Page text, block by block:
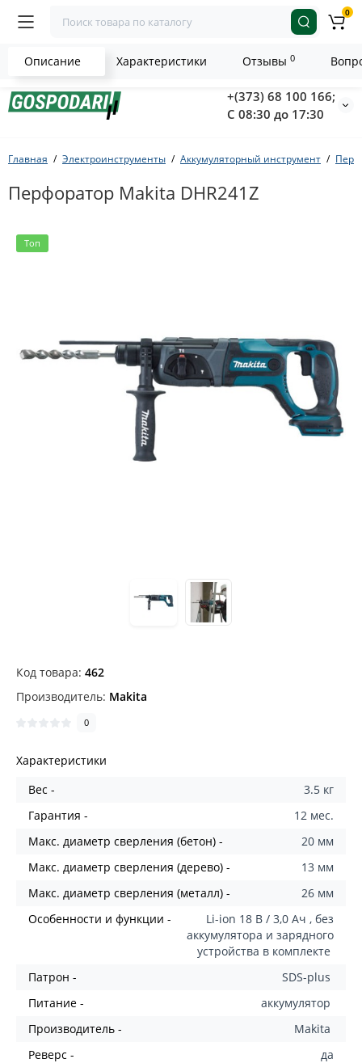
+(373) 68 100 166;
С 08:30 до 17:30
0
Главная Электроинструменты Аккумуляторный инструмент
Перфоратор Makita DHR241Z
Топ
Код товара: 462
Производитель: Makita
0
Характеристики
Вес -
3.5 кг
Гарантия -
12 мес.
Макс. диаметр сверления (бетон) -
20 мм
Макс. диаметр сверления (дерево) -
13 мм
Макс. диаметр сверления (металл) -
26 мм
Особенности и функции -
Li-ion 18 В / 3,0 Ач , без
аккумулятора и зарядного
устройства в комплекте
Патрон -
SDS-plus
Питание -
аккумулятор
Производитель -
Makita
Реверс -
да
Описание Характеристики Отзывы 0